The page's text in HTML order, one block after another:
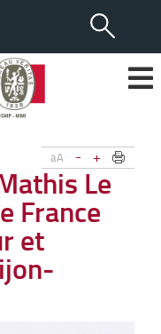
aA - +
Le
France
et